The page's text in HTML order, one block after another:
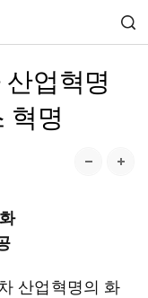
업혁명
혁명
산업혁명의 화